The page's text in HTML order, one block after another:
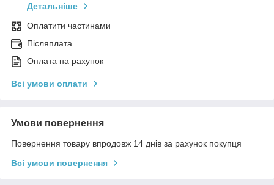
Детальніше
Оплатити частинами
Післяплата
Оплата на рахунок
Всі умови оплати
Умови повернення
Повернення товару впродовж 14 днів за рахунок покупця
Всі умови повернення